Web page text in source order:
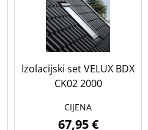
Izolacijski set VELUX BDX
CK02 2000
CIJENA
67,95 €